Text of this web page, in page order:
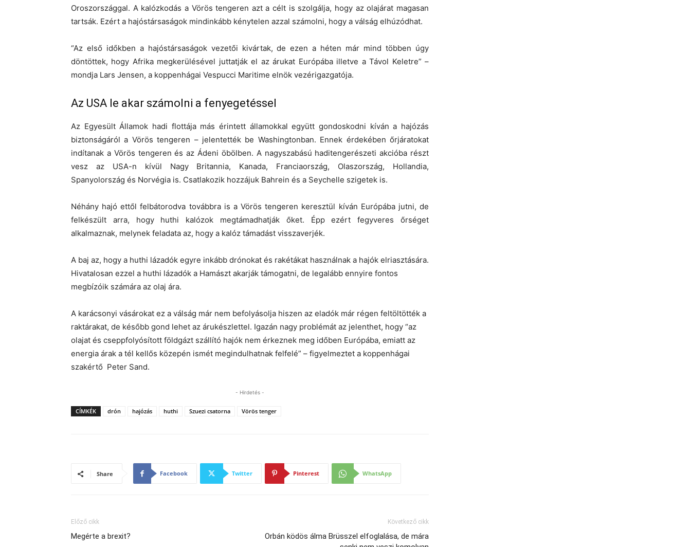
Oroszországgal. A kalózkodás a Vörös tengeren azt a célt is szolgálja, hogy az olajárat magasan
tartsák. Ezért a hajóstársaságok mindinkább kénytelen azzal számolni, hogy a válság elhúzódhat.
“Az első időkben a hajóstársaságok vezetői kivártak, de ezen a héten már mind többen úgy
döntöttek, hogy Afrika megkerülésével juttatják el az árukat Európába illetve a Távol Keletre” –
mondja Lars Jensen, a koppenhágai Vespucci Maritime elnök vezérigazgatója.
Az USA le akar számolni a fenyegetéssel
Az Egyesült Államok hadi flottája más érintett államokkal együtt gondoskodni kíván a hajózás
biztonságáról a Vörös tengeren – jelentették be Washingtonban. Ennek érdekében őrjáratokat
indítanak a Vörös tengeren és az Ádeni öbölben. A nagyszabású haditengerészeti akcióba részt
vesz az USA-n kívül Nagy Britannia, Kanada, Franciaország, Olaszország, Hollandia,
Spanyolország és Norvégia is. Csatlakozik hozzájuk Bahrein és a Seychelle szigetek is.
Néhány hajó ettől felbátorodva továbbra is a Vörös tengeren keresztül kíván Európába jutni, de
felkészült arra, hogy huthi kalózok megtámadhatják őket. Épp ezért fegyveres őrséget
alkalmaznak, melynek feladata az, hogy a kalóz támadást visszaverjék.
A baj az, hogy a huthi lázadók egyre inkább drónokat és rakétákat használnak a hajók elriasztására.
Hivatalosan ezzel a huthi lázadók a Hamászt akarják támogatni, de legalább ennyire fontos
megbízóik számára az olaj ára.
A karácsonyi vásárokat ez a válság már nem befolyásolja hiszen az eladók már régen feltöltötték a
raktárakat, de később gond lehet az árukészlettel. Igazán nagy problémát az jelenthet, hogy “az
olajat és cseppfolyósított földgázt szállító hajók nem érkeznek meg időben Európába, emiatt az
energia árak a tél kellős közepén ismét megindulhatnak felfelé” – figyelmeztet a koppenhágai
szakértő Peter Sand.
- Hirdetés -
CÍMKÉK drón hajózás huthi Szuezi csatorna Vörös tenger
Share Facebook Twitter Pinterest WhatsApp
Előző cikk
Megérte a brexit?
Következő cikk
Orbán ködös álma Brüsszel elfoglalása, de mára